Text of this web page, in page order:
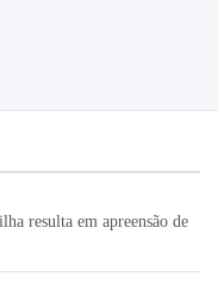
resulta em apreensão de